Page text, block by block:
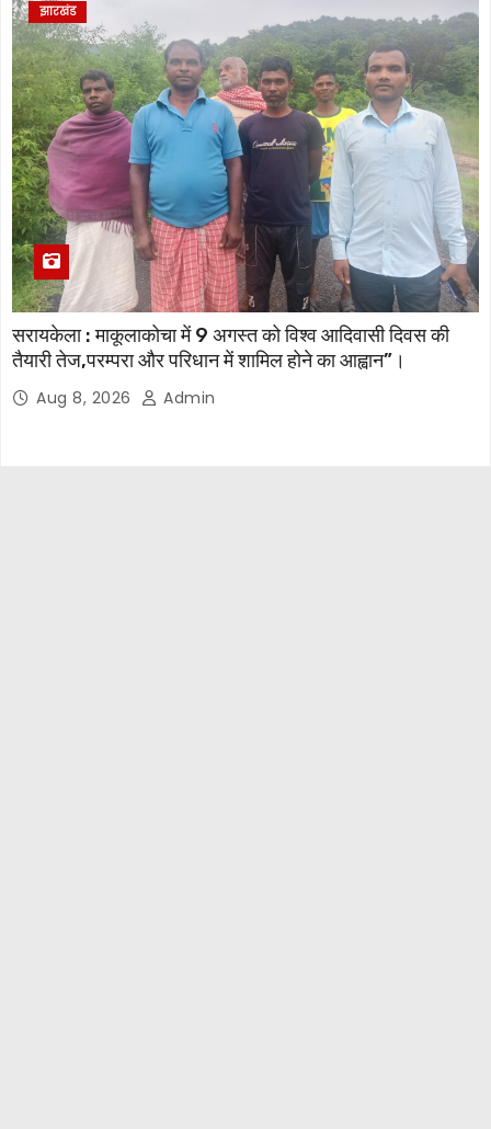
झारखंड
सरायकेला : माकूलाकोचा में 9 अगस्त को विश्व आदिवासी दिवस की
तैयारी तेज,परम्परा और परिधान में शामिल होने का आह्वान”।
Aug 8, 2026 Admin